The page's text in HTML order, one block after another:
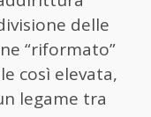
delle
“riformato”
così elevata,
legame tra